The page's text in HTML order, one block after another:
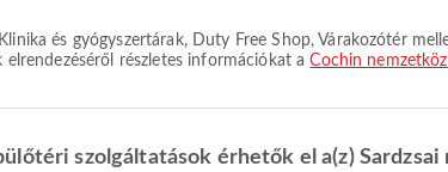
elrendezéséről részletes információkat aCochin
szolgáltatások érhetők el a(z)